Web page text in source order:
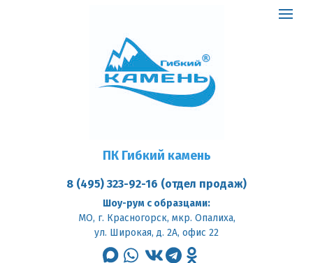
ПК Гибкий камень
8 (495) 323-92-16 (отдел продаж)
Шоу-рум с образцами:
МО, г. Красногорск, мкр. Опалиха,
ул. Широкая, д. 2А, офис 22
max whatsapp
vk telegramodnoklassniki
Toggle